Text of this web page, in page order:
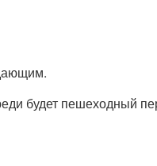
будет пешеходный